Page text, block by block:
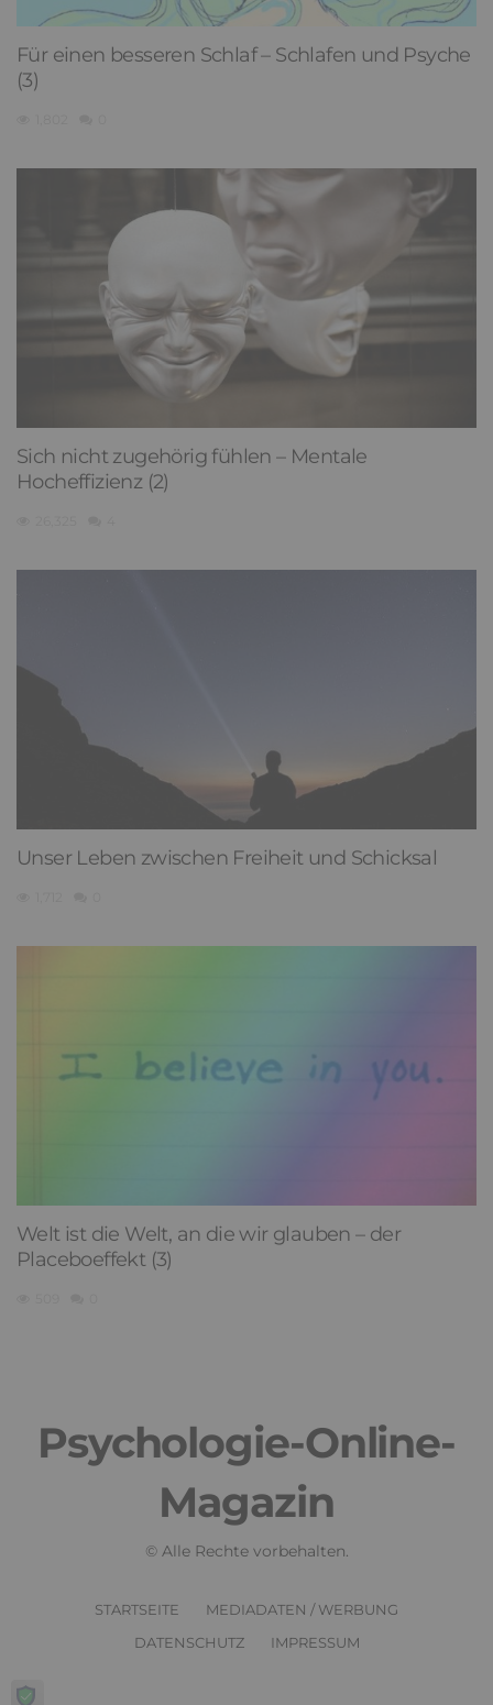
Für einen besseren Schlaf – Schlafen und Psyche
(3)
Sich nicht zugehörig fühlen – Mentale
Hocheffizienz (2)
Unser Leben zwischen Freiheit und Schicksal
Welt ist die Welt, an die wir glauben – der
Placeboeffekt (3)
Psychologie-Online-
Magazin
© Alle Rechte vorbehalten.
STARTSEITE
MEDIADATEN / WERBUNG
DATENSCHUTZ
IMPRESSUM